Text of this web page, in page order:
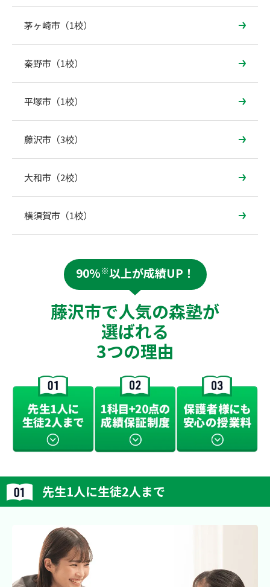
茅ヶ崎市（1校）
秦野市（1校）
平塚市（1校）
藤沢市（3校）
大和市（2校）
横須賀市（1校）
90%※以上が成績UP！
藤沢市で人気の森塾が
選ばれる
3つの理由
先生1人に生徒2人まで